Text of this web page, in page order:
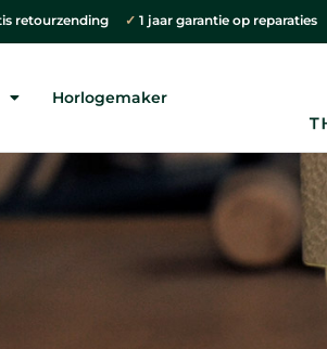
retourzending ✓ 1 jaar garantie op reparaties
Horlogemaker